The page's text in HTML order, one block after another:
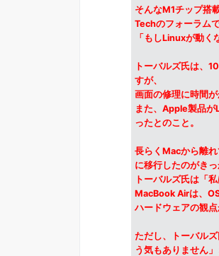
そんなM1チップ搭
Techのフォーラムで
「もしLinuxが動く
トーバルズ氏は、
すが、
画面の修理に時間
また、Apple製品
ったとのこと。
長らくMacから離
に移行したのがきっ
トーバルズ氏は「
MacBook Airは、
ハードウェアの観
ただし、トーバル
う気もありません」